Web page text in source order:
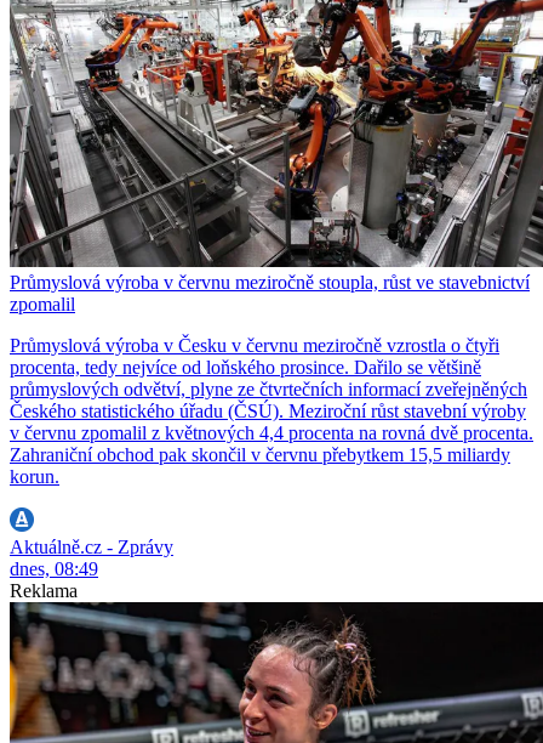
Průmyslová výroba v červnu meziročně stoupla, růst ve stavebnictví
zpomalil
Průmyslová výroba v Česku v červnu meziročně vzrostla o čtyři
procenta, tedy nejvíce od loňského prosince. Dařilo se většině
průmyslových odvětví, plyne ze čtvrtečních informací zveřejněných
Českého statistického úřadu (ČSÚ). Meziroční růst stavební výroby
v červnu zpomalil z květnových 4,4 procenta na rovná dvě procenta.
Zahraniční obchod pak skončil v červnu přebytkem 15,5 miliardy
korun.
Aktuálně.cz - Zprávy
dnes, 08:49
Reklama